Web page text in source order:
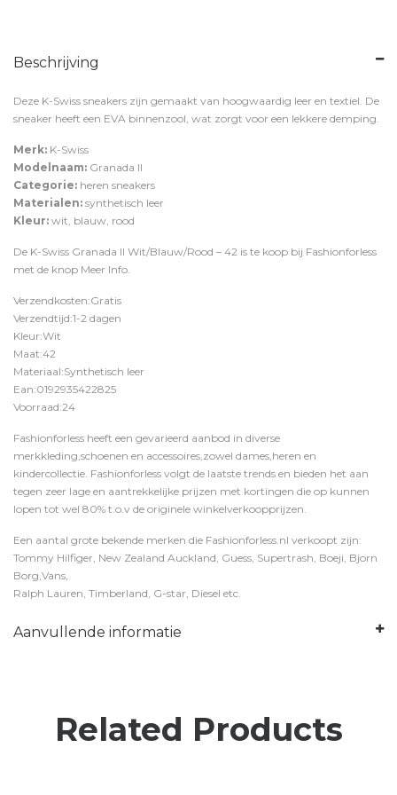
Beschrijving
Deze K-Swiss sneakers zijn gemaakt van hoogwaardig leer en textiel. De
sneaker heeft een EVA binnenzool, wat zorgt voor een lekkere demping.
Merk: K-Swiss
Modelnaam: Granada II
Categorie: heren sneakers
Materialen: synthetisch leer
Kleur: wit, blauw, rood
De K-Swiss Granada II Wit/Blauw/Rood – 42 is te koop bij Fashionforless
met de knop Meer Info
Verzendkosten:Gratis
Verzendtijd:1-2 dagen
Kleur:Wit
Maat:42
Materiaal:Synthetisch leer
Ean:0192935422825
Voorraad:24
Fashionforless heeft een gevarieerd aanbod in diverse
merkkleding,schoenen en accessoires,zowel dames,heren en
kindercollectie. Fashionforless volgt de laatste trends en bieden het aan
tegen zeer lage en aantrekkelijke prijzen met kortingen die op kunnen
lopen tot wel 80% t.o.v de originele winkelverkoopprijzen.
Een aantal grote bekende merken die Fashionforless.nl verkoopt zijn:
Tommy Hilfiger, New Zealand Auckland, Guess, Supertrash, Boeji, Bjorn
Borg,Vans,
Ralph Lauren, Timberland, G-star, Diesel etc.
Aanvullende informatie
Related Products